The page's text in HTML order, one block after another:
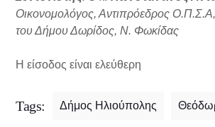
Οικονομολόγος, Αντιπρόεδρος
του Δήμου Δωρίδος, Ν. Φωκίδας
Η είσοδος είναι ελεύθερη
Tags: Δήμος Ηλιούπολης